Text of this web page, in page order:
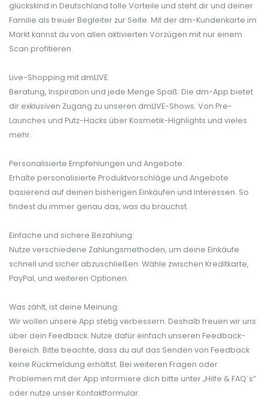
glückskind in Deutschland tolle Vorteile und steht dir und deiner
Familie als treuer Begleiter zur Seite. Mit der dm-Kundenkarte im
Markt kannst du von allen aktivierten Vorzügen mit nur einem
Scan profitieren.
Live-Shopping mit dmLIVE:
Beratung, Inspiration und jede Menge Spaß: Die dm-App bietet
dir exklusiven Zugang zu unseren dmLIVE-Shows. Von Pre-
Launches und Putz-Hacks über Kosmetik-Highlights und vieles
mehr.
Personalisierte Empfehlungen und Angebote:
Erhalte personalisierte Produktvorschläge und Angebote
basierend auf deinen bisherigen Einkäufen und Interessen. So
findest du immer genau das, was du brauchst.
Einfache und sichere Bezahlung:
Nutze verschiedene Zahlungsmethoden, um deine Einkäufe
schnell und sicher abzuschließen. Wähle zwischen Kreditkarte,
PayPal, und weiteren Optionen.
Was zählt, ist deine Meinung:
Wir wollen unsere App stetig verbessern. Deshalb freuen wir uns
über dein Feedback. Nutze dafür einfach unseren Feedback-
Bereich. Bitte beachte, dass du auf das Senden von Feedback
keine Rückmeldung erhältst. Bei weiteren Fragen oder
Problemen mit der App informiere dich bitte unter „Hilfe & FAQ´s“
oder nutze unser Kontaktformular.